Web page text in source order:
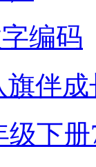
编码
旗伴成
下册